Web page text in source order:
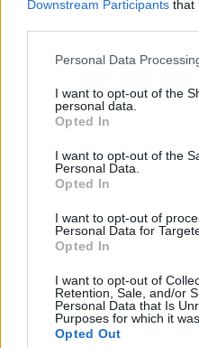
Downstream Participants that
Personal Data
I want to opt-out of the
personal data.
Opted In
I want to opt-out of the
Personal Data.
Opted In
I want to opt-out of
Personal Data for
Opted In
I want to opt-out of
Retention, Sale, and/or
Personal Data that Is
Purposes for which it
Opted Out